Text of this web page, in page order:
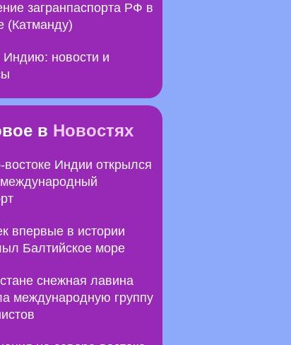
загранпаспорта РФ в
(Катманду)
Индию: новости и
в Новостях
Индии открылся
впервые в истории
Балтийское море
снежная лавина
международную группу